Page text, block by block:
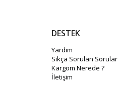
DESTEK
Yardım
Sıkça Sorulan Sorular
Kargom Nerede ?
İletişim